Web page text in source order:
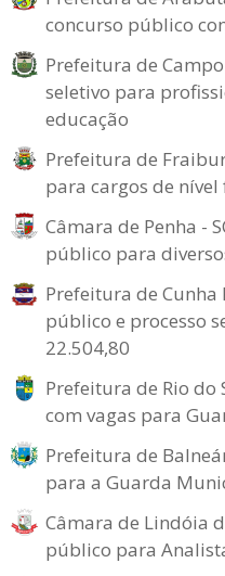
concurso público
Prefeitura de
seletivo para
educação
Prefeitura de
para cargos de
Câmara de Penha -
público para
Prefeitura de Cunha
público e processo
22.504,80
Prefeitura de Rio do
com vagas para
Prefeitura de
para a Guarda
Câmara de Lindóia
público para